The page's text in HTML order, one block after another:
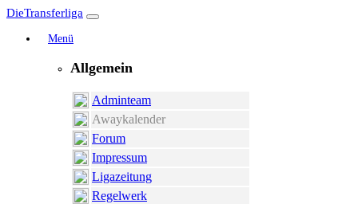
DieTransferliga
Menü
Allgemein
Adminteam
Awaykalender
Forum
Impressum
Ligazeitung
Regelwerk